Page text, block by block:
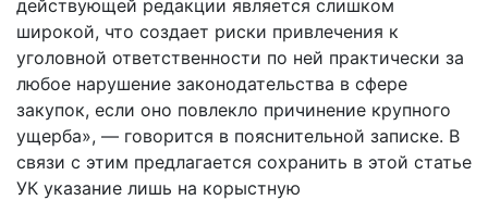
действующей редакции является слишком
широкой, что создает риски привлечения к
уголовной ответственности по ней практически за
любое нарушение законодательства в сфере
закупок, если оно повлекло причинение крупного
ущерба», — говорится в пояснительной записке. В
связи с этим предлагается сохранить в этой статье
УК указание лишь на корыстную